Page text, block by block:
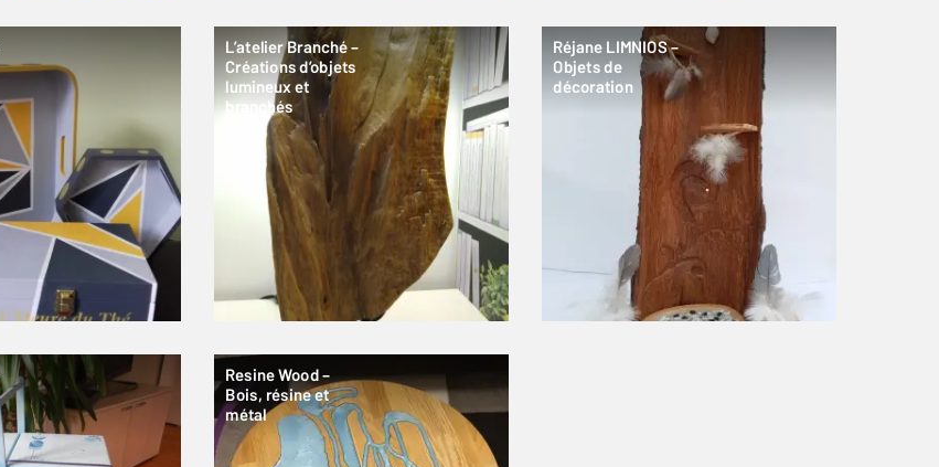
L’atelier Branché –
Créations d’objets
lumineux et
branchés
Réjane LIMNIOS –
Objets de
décoration
Resine Wood –
Bois, résine et
métal